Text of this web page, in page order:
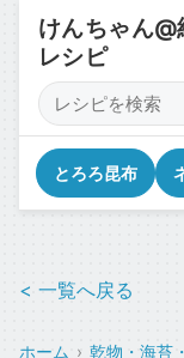
けんちゃん
レシピ
卵・豆腐・ネバ
薬味・香味野菜
調味料・オイル
とろろ昆布
< 一覧へ戻る
ホーム
乾物・海苔